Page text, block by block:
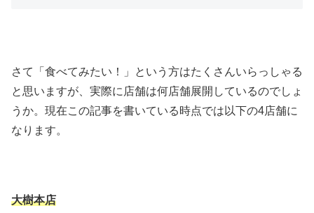
さて「食べてみたい！」という方はたくさんいらっしゃる
と思いますが、実際に店舗は何店舗展開しているのでしょ
うか。現在この記事を書いている時点では以下の4店舗に
なります。
大樹本店